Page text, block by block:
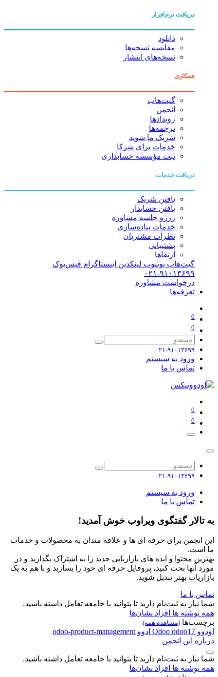
دریافت نرم‌افزار
دانلود
مقایسه نسخه‌ها
نسخه‌های انتشار
همکاری
گیت‌هاب
انجمن
رویدادها
ترجمه‌ها
شریک ما شوید
خدمات برای شرکا
ثبت مؤسسه حسابداری
دریافت خدمات
یافتن شریک
یافتن حسابدار
رزرو جلسه مشاوره
خدمات پیاده‌سازی
نظرات مشتریان
پشتیبانی
ارتقاها
گیت‌هاب یوتیوب لینکدین اینستاگرام فیس‌بوک
۰۲۱-۹۱۰۱۳۶۹۹
درخواست مشاوره
تعرفه‌ها
0
0
۰۲۱-۹۱۰۱۳۶۹۹
ورود به سیستم
تماس با ما
0
0
۰۲۱-۹۱۰۱۳۶۹۹
ورود به سیستم
تماس با ما
به تالار گفتگوی ویراوب خوش آمدید!
این انجمن برای حرفه ای ها و علاقه مندان به محصولات و خدمات
ما است.
بهترین محتوا و ایده های بازاریابی جدید را به اشتراک بگذارید و در
مورد آنها بحث کنید، پروفایل حرفه ای خود را بسازید و با هم به یک
بازاریاب بهتر تبدیل شوید.
تماس با ما
شما نیاز به ثبت‌نام دارید تا بتوانید با جامعه تعامل داشته باشید.
همه نوشته ها افراد نشان‌ها
برچسب‌ها (مشاهده همه)
اودوو Odoo odoo17 ادوو odoo-product-management
درباره این انجمن
شما نیاز به ثبت‌نام دارید تا بتوانید با جامعه تعامل داشته باشید.
همه نوشته ها افراد نشان‌ها